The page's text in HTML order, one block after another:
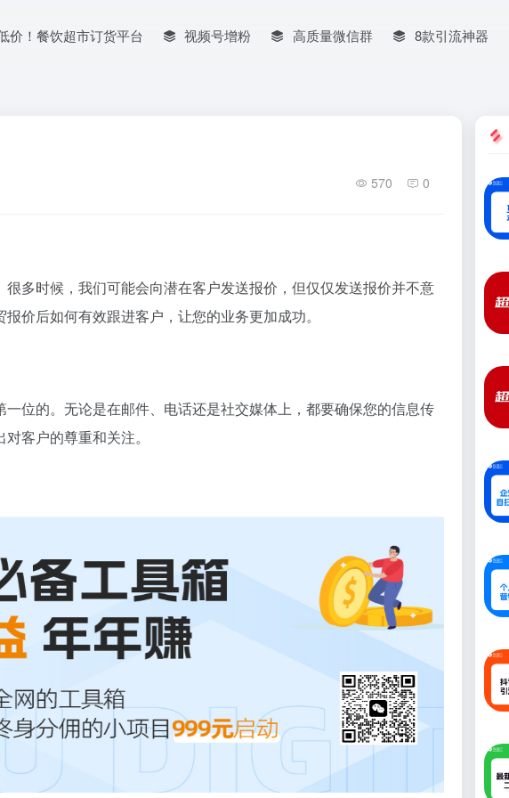
价！餐饮超市订货平台 视频号增粉 高质量微信群 8款引流神器
570 0
多时候，我们可能会向潜在客户发送报价，但仅仅发送报价并不意
价后如何有效跟进客户，让您的业务更加成功。
位的。无论是在邮件、电话还是社交媒体上，都要确保您的信息传
客户的尊重和关注。